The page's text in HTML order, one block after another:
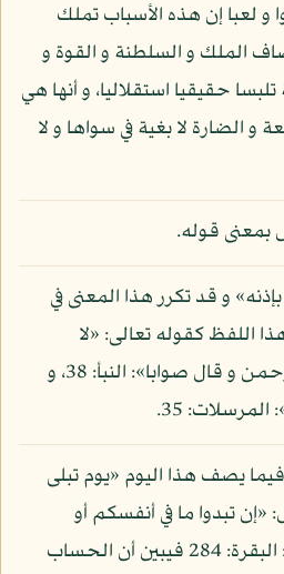
و لعبا إن هذه الأسباب تملك
الملك و السلطنة و القوة و
حقيقيا استقلاليا، و أنها هي
و الضارة لا بغية في سواها و لا
بمعنى قوله.
و قد تكرر هذا المعنى في
اللفظ كقوله تعالى: «لا
يتكلمون إلا من أذن له الرحمن و قال صوابا»: النبأ: 38، و
35.
يصف هذا اليوم «يوم تبلى
- 9 و يقول: «إن تبدوا ما في أنفسكم أو
تخفوه يحاسبكم به الله»: البقرة: 284 فيبين أن الحساب